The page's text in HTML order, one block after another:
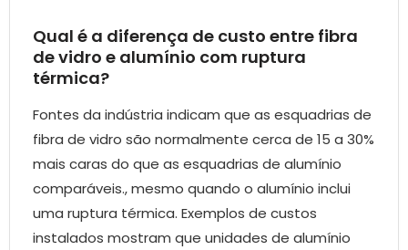
Qual é a diferença de custo entre fibra
de vidro e alumínio com ruptura
térmica?
Fontes da indústria indicam que as esquadrias de
fibra de vidro são normalmente cerca de 15 a 30%
mais caras do que as esquadrias de alumínio
comparáveis., mesmo quando o alumínio inclui
uma ruptura térmica. Exemplos de custos
instalados mostram que unidades de alumínio